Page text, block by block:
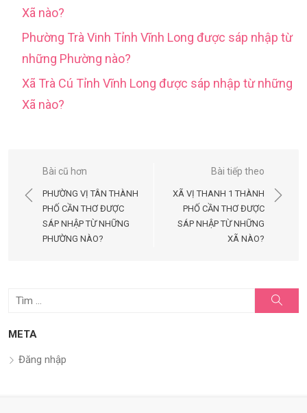
Xã nào?
Phường Trà Vinh Tỉnh Vĩnh Long được sáp nhập từ
những Phường nào?
Xã Trà Cú Tỉnh Vĩnh Long được sáp nhập từ những
Xã nào?
Điều
hướng
viết
Bài cũ hơn
PHƯỜNG VỊ TÂN THÀNH
PHỐ CẦN THƠ ĐƯỢC
SÁP NHẬP TỪ NHỮNG
PHƯỜNG NÀO?
Bài tiếp theo
XÃ VỊ THANH 1 THÀNH
PHỐ CẦN THƠ ĐƯỢC
SÁP NHẬP TỪ NHỮNG
XÃ NÀO?
Tìm
quả
kiếm
META
Đăng nhập